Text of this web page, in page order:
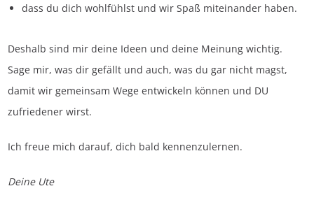
dass du dich wohlfühlst und wir Spaß miteinander haben.
Deshalb sind mir deine Ideen und deine Meinung wichtig.
Sage mir, was dir gefällt und auch, was du gar nicht magst,
damit wir gemeinsam Wege entwickeln können und DU
zufriedener wirst.
Ich freue mich darauf, dich bald kennenzulernen.
Deine Ute